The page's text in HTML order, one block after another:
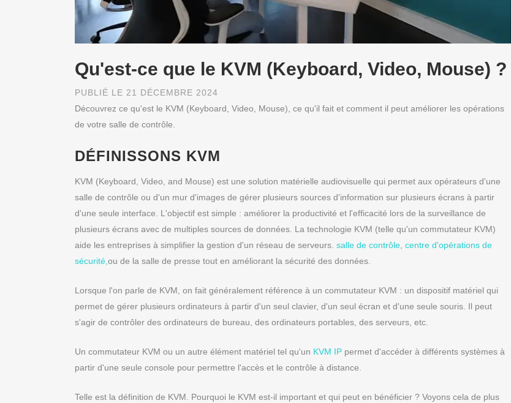
Qu'est-ce que le KVM (Keyboard, Video, Mouse) ?
PUBLIÉ LE 21 DÉCEMBRE 2024
Découvrez ce qu'est le KVM (Keyboard, Video, Mouse), ce qu'il fait et comment il peut améliorer les opérations
de votre salle de contrôle.
DÉFINISSONS KVM
KVM (Keyboard, Video, and Mouse) est une solution matérielle audiovisuelle qui permet aux opérateurs d'une
salle de contrôle ou d'un mur d'images de gérer plusieurs sources d'information sur plusieurs écrans à partir
d'une seule interface. L'objectif est simple : améliorer la productivité et l'efficacité lors de la surveillance de
plusieurs écrans avec de multiples sources de données. La technologie KVM (telle qu'un commutateur KVM)
aide les entreprises à simplifier la gestion d'un réseau de serveurs. salle de contrôle centre d'opérations de
sécurité, ou de la salle de presse tout en améliorant la sécurité des données.
Lorsque l'on parle de KVM, on fait généralement référence à un commutateur KVM : un dispositif matériel qui
permet de gérer plusieurs ordinateurs à partir d'un seul clavier, d'un seul écran et d'une seule souris. Il peut
s'agir de contrôler des ordinateurs de bureau, des ordinateurs portables, des serveurs, etc.
Un commutateur KVM ou un autre élément matériel tel qu'un KVM IP permet d'accéder à différents systèmes à
partir d'une seule console pour permettre l'accès et le contrôle à distance.
Telle est la définition de KVM. Pourquoi le KVM est-il important et qui peut en bénéficier ? Voyons cela de plus